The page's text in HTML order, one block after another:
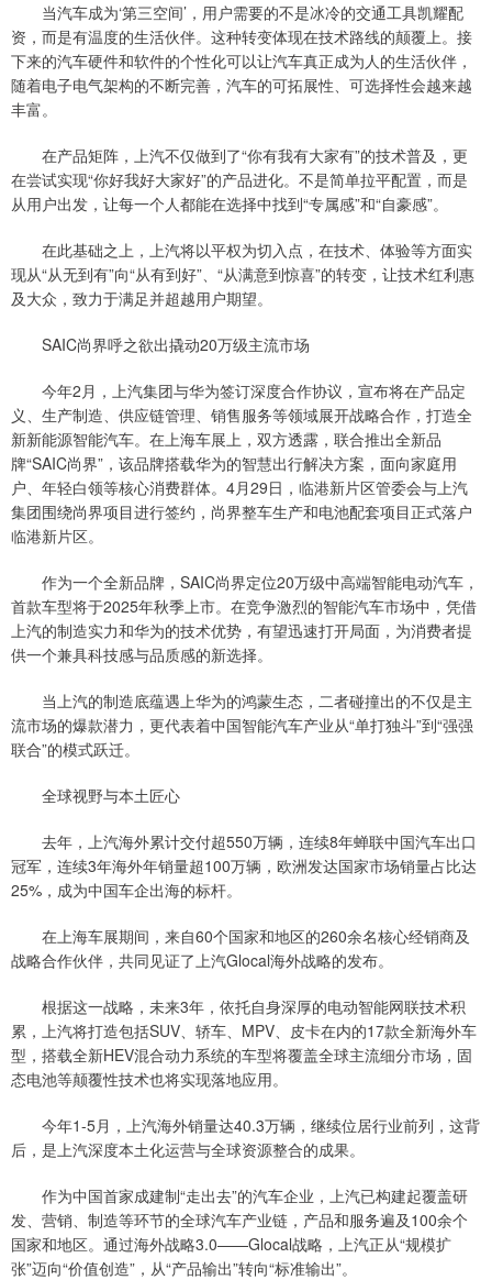
当汽车成为‘第三空间’，用户需要的不是冰冷的交通工具凯耀配
资，而是有温度的生活伙伴。这种转变体现在技术路线的颠覆上。接
下来的汽车硬件和软件的个性化可以让汽车真正成为人的生活伙伴，
随着电子电气架构的不断完善，汽车的可拓展性、可选择性会越来越
丰富。
在产品矩阵，上汽不仅做到了“你有我有大家有”的技术普及，更
在尝试实现“你好我好大家好”的产品进化。不是简单拉平配置，而是
从用户出发，让每一个人都能在选择中找到“专属感”和“自豪感”。
在此基础之上，上汽将以平权为切入点，在技术、体验等方面实
现从“从无到有”向“从有到好”、“从满意到惊喜”的转变，让技术红利惠
及大众，致力于满足并超越用户期望。
SAIC尚界呼之欲出撬动20万级主流市场
今年2月，上汽集团与华为签订深度合作协议，宣布将在产品定
义、生产制造、供应链管理、销售服务等领域展开战略合作，打造全
新新能源智能汽车。在上海车展上，双方透露，联合推出全新品
牌“SAIC尚界”，该品牌搭载华为的智慧出行解决方案，面向家庭用
户、年轻白领等核心消费群体。4月29日，临港新片区管委会与上汽
集团围绕尚界项目进行签约，尚界整车生产和电池配套项目正式落户
临港新片区。
作为一个全新品牌，SAIC尚界定位20万级中高端智能电动汽车，
首款车型将于2025年秋季上市。在竞争激烈的智能汽车市场中，凭借
上汽的制造实力和华为的技术优势，有望迅速打开局面，为消费者提
供一个兼具科技感与品质感的新选择。
当上汽的制造底蕴遇上华为的鸿蒙生态，二者碰撞出的不仅是主
流市场的爆款潜力，更代表着中国智能汽车产业从“单打独斗”到“强强
联合”的模式跃迁。
全球视野与本土匠心
去年，上汽海外累计交付超550万辆，连续8年蝉联中国汽车出口
冠军，连续3年海外年销量超100万辆，欧洲发达国家市场销量占比达
25%，成为中国车企出海的标杆。
在上海车展期间，来自60个国家和地区的260余名核心经销商及
战略合作伙伴，共同见证了上汽Glocal海外战略的发布。
根据这一战略，未来3年，依托自身深厚的电动智能网联技术积
累，上汽将打造包括SUV、轿车、MPV、皮卡在内的17款全新海外车
型，搭载全新HEV混合动力系统的车型将覆盖全球主流细分市场，固
态电池等颠覆性技术也将实现落地应用。
今年1-5月，上汽海外销量达40.3万辆，继续位居行业前列，这背
后，是上汽深度本土化运营与全球资源整合的成果。
作为中国首家成建制“走出去”的汽车企业，上汽已构建起覆盖研
发、营销、制造等环节的全球汽车产业链，产品和服务遍及100余个
国家和地区。通过海外战略3.0——Glocal战略，上汽正从“规模扩
张”迈向“价值创造”，从“产品输出”转向“标准输出”。